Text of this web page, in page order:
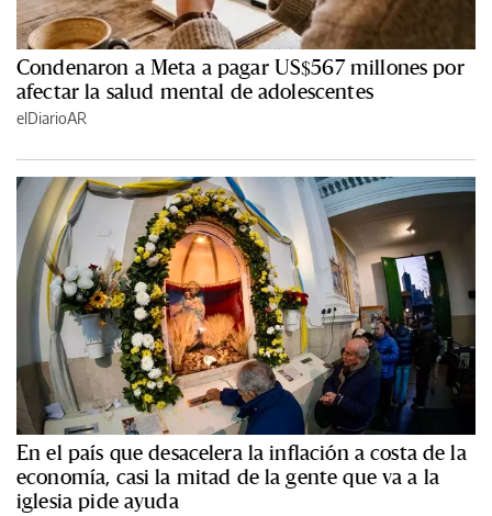
Condenaron a Meta a pagar US$567 millones por
afectar la salud mental de adolescentes
elDiarioAR
En el país que desacelera la inflación a costa de la
economía, casi la mitad de la gente que va a la
iglesia pide ayuda